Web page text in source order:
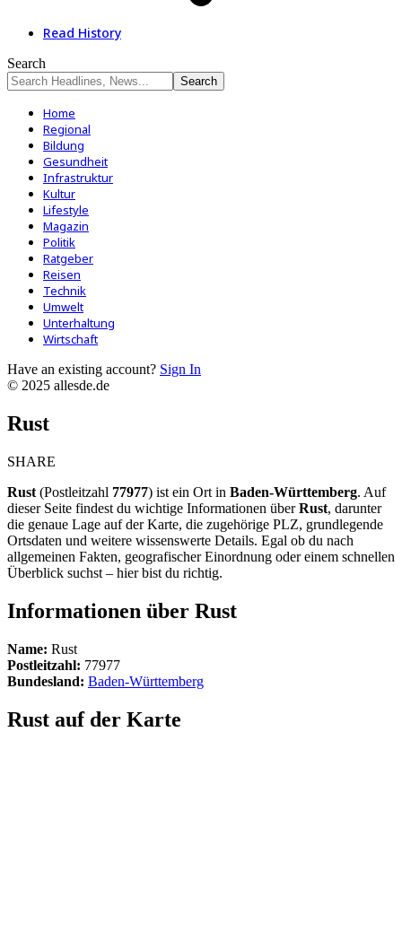
Read History
Search
Home
Regional
Bildung
Gesundheit
Infrastruktur
Kultur
Lifestyle
Magazin
Politik
Ratgeber
Reisen
Technik
Umwelt
Unterhaltung
Wirtschaft
Have an existing account? Sign In
© 2025 allesde.de
Rust
SHARE
Rust (Postleitzahl 77977) ist ein Ort in Baden-Württemberg. Auf
dieser Seite findest du wichtige Informationen überRust, darunter
die genaue Lage auf der Karte, die zugehörige PLZ, grundlegende
Ortsdaten und weitere wissenswerte Details. Egal ob du nach
allgemeinen Fakten, geografischer Einordnung oder einem schnellen
Überblick suchst – hier bist du richtig.
Informationen über Rust
Name: Rust
Postleitzahl: 77977
Bundesland: Baden-Württemberg
Rust auf der Karte